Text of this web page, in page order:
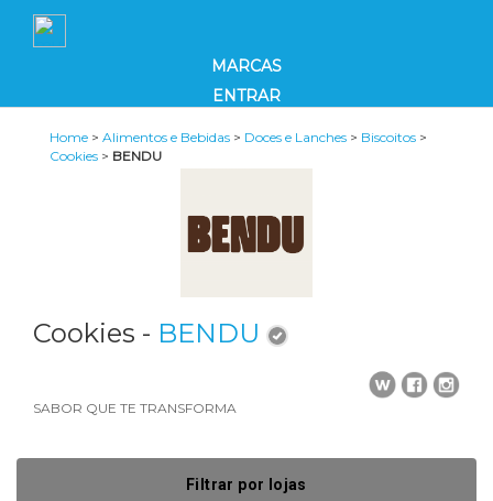
MARCAS
ENTRAR
Home > Alimentos e Bebidas > Doces e Lanches > Biscoitos >
Cookies > BENDU
Cookies - BENDU
SABOR QUE TE TRANSFORMA